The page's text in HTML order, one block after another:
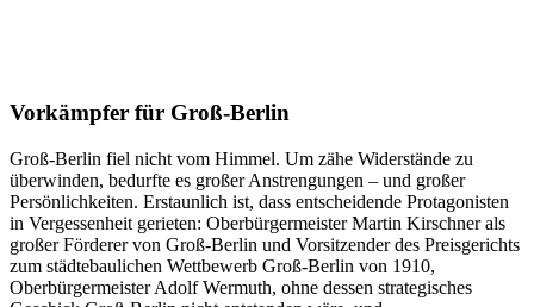
Vorkämpfer für Groß-Berlin
Groß-Berlin fiel nicht vom Himmel. Um zähe Widerstände zu
überwinden, bedurfte es großer Anstrengungen – und großer
Persönlichkeiten. Erstaunlich ist, dass entscheidende Protagonisten
in Vergessenheit gerieten: Oberbürgermeister Martin Kirschner als
großer Förderer von Groß-Berlin und Vorsitzender des Preisgerichts
zum städtebaulichen Wettbewerb Groß-Berlin von 1910,
Oberbürgermeister Adolf Wermuth, ohne dessen strategisches